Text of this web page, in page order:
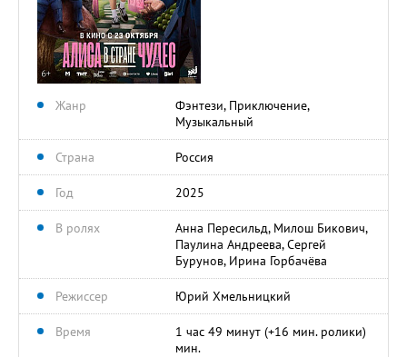
Жанр
Фэнтези, Приключение,
Музыкальный
Страна Россия
Год 2025
В ролях
Анна Пересильд, Милош Бикович,
Паулина Андреева, Сергей
Бурунов, Ирина Горбачёва
Режиссер Юрий Хмельницкий
Время
1 час 49 минут (+16 мин. ролики)
мин.